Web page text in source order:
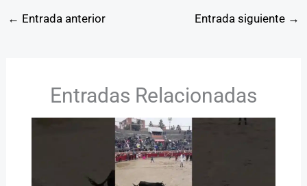
← Entrada anterior Entrada siguiente →
Entradas Relacionadas